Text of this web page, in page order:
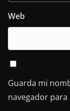
Web
Guarda mi
navegador